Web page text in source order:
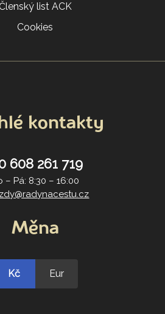
list ACK
Cookies
kontakty
608 261 719
– Pá: 8:30 – 16:00
Měna
Kč Eur